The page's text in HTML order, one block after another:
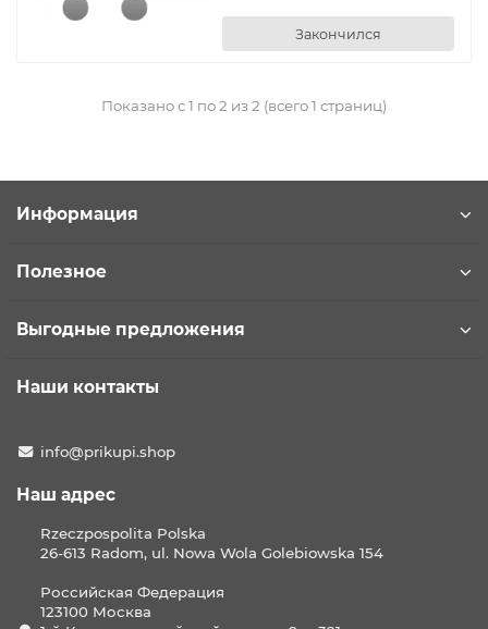
Закончился
Показано с 1 по 2 из 2 (всего 1 страниц)
Информация
Полезное
Выгодные предложения
Наши контакты
info@prikupi.shop
Наш адрес
Rzeczpospolita Polska
26-613 Radom, ul. Nowa Wola Golebiowska 154
Российская Федерация
123100 Москва